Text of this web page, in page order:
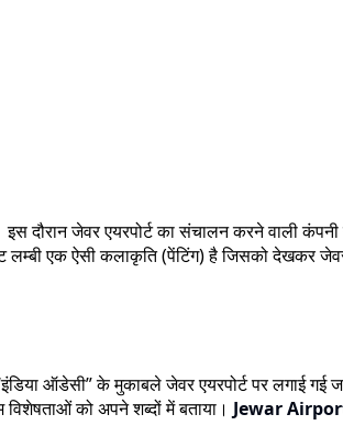
दौरान जेवर एयरपोर्ट का संचालन करने वाली कंपनी
लम्बी एक ऐसी कलाकृति (पेंटिंग) है जिसको देखकर
ऑडेसी” के मुकाबले जेवर एयरपोर्ट पर लगाई
को अपने शब्दों में बताया। Jewar